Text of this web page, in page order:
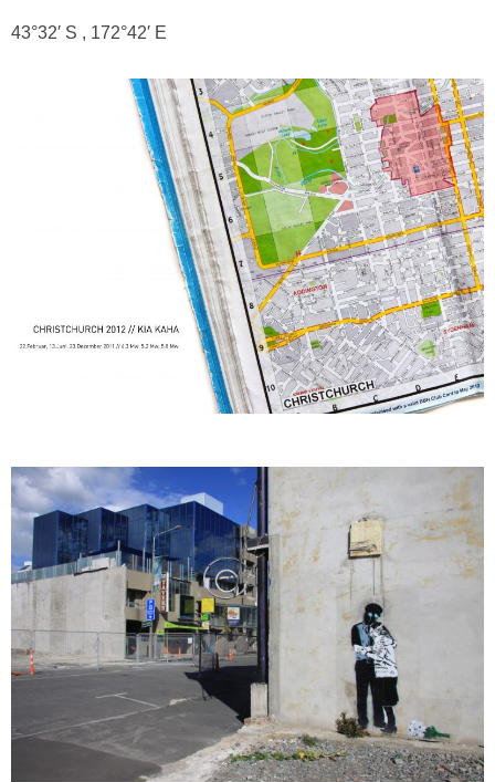
43°32′ S , 172°42′ E